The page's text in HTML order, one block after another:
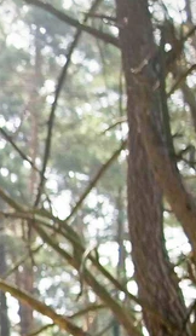
in einer
welche
Ihnen